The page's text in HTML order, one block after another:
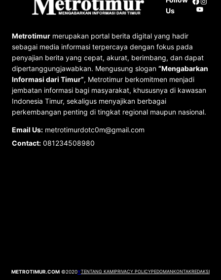
Us
Metrotimur merupakan portal berita digital yang hadir
sebagai media informasi terpercaya dengan fokus pada
penyajian berita yang cepat, akurat, berimbang, dan dapat
dipertanggungjawabkan. Mengusung slogan “Mengabarkan
Informasi dari Timur”, Metrotimur berkomitmen menjadi
jembatan informasi bagi masyarakat, khususnya di kawasan
Indonesia Timur, sekaligus menyajikan berbagai
perkembangan penting di tingkat regional maupun nasional.
Email Us: metrotimurdotc0m@gmail.com
Contact: 081234508980
METROTIMUR.COM ©2020YTENTANG KAMIPRIVACY POLICYPEDOMANKONTAKREDAKSI